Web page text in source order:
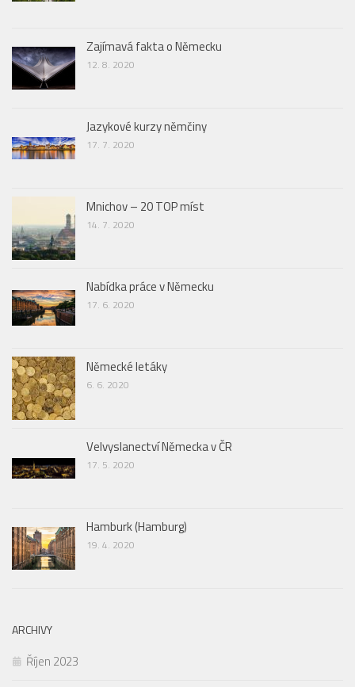
Zajímavá fakta o Německu
12. 8. 2020
Jazykové kurzy němčiny
17. 7. 2020
Mnichov – 20 TOP míst
14. 7. 2020
Nabídka práce v Německu
17. 6. 2020
Německé letáky
6. 6. 2020
Velvyslanectví Německa v ČR
17. 5. 2020
Hamburk (Hamburg)
19. 4. 2020
ARCHIVY
Říjen 2023